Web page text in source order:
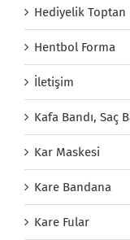
Hediyelik Toptan
Hentbol Forma
İletişim
Kafa Bandı, Saç
Kar Maskesi
Kare Bandana
Kare Fular